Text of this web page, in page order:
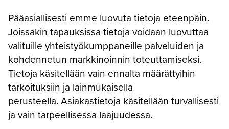
Pääasiallisesti emme luovuta tietoja eteenpäin.
Joissakin tapauksissa tietoja voidaan luovuttaa
valituille yhteistyökumppaneille palveluiden ja
kohdennetun markkinoinnin toteuttamiseksi.
Tietoja käsitellään vain ennalta määrättyihin
tarkoituksiin ja lainmukaisella
perusteella. Asiakastietoja käsitellään turvallisesti
ja vain tarpeellisessa laajuudessa.